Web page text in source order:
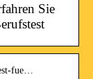
Sie
fue…